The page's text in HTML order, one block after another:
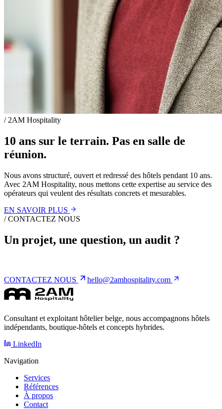
/ 2AM Hospitality
10 ans sur le terrain. Pas en salle de
réunion.
Nous avons structuré, ouvert et redressé des hôtels pendant 10 ans.
Avec 2AM Hospitality, nous mettons cette expertise au service des
opérateurs qui veulent des résultats concrets et mesurables.
EN SAVOIR PLUS
/CONTACTEZ NOUS
Un projet, une question, un audit ?
CONTACTEZ NOUS hello@2amhospitality.com
Consultant et exploitant hôtelier belge, nous accompagnons hôtels
indépendants, boutique-hôtels et concepts hybrides.
LinkedIn
Navigation
Services
Références
À propos
Contact